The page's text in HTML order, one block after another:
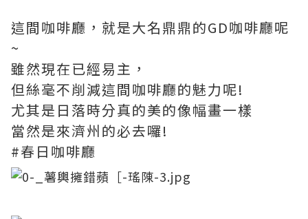
這間咖啡廳，就是大名鼎鼎的GD咖啡廳呢
~
雖然現在已經易主，
但絲毫不削減這間咖啡廳的魅力呢!
尤其是日落時分真的美的像幅畫一樣
當然是來濟州的必去囉!
#春日咖啡廳